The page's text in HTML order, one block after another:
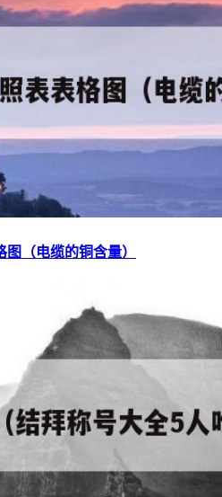
（电缆的铜含量）